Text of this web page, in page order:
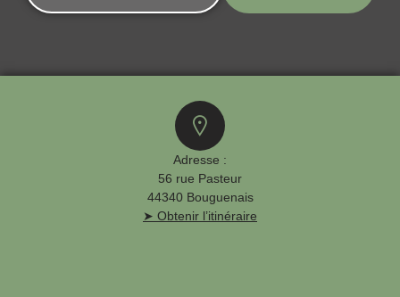
Adresse :
56 rue Pasteur
44340 Bouguenais
➤ Obtenir l’itinéraire